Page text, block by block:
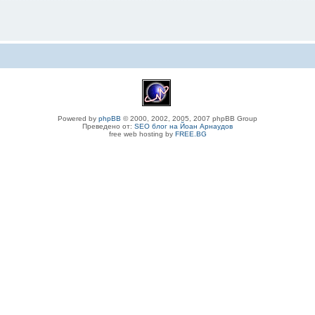
Powered by phpBB © 2000, 2002, 2005, 2007 phpBB Group
Преведено от: SEO блог на Йоан Арнаудов
free web hosting by FREE.BG